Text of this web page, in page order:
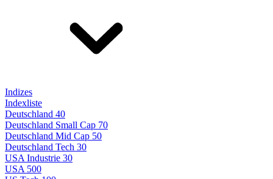
Indizes
Indexliste
Deutschland 40
Deutschland Small Cap 70
Deutschland Mid Cap 50
Deutschland Tech 30
USA Industrie 30
USA 500